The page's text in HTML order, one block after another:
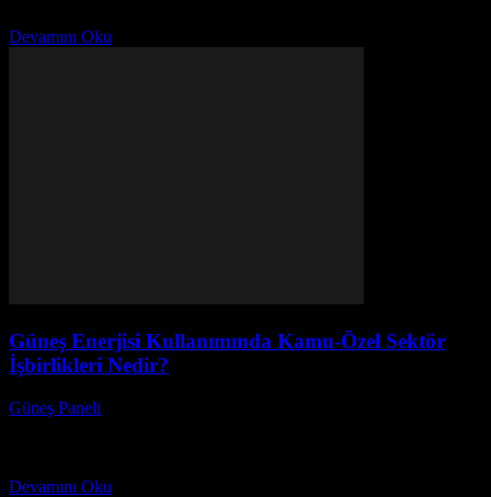
Devamını Oku
Güneş Enerjisi Kullanımında Kamu-Özel Sektör
İşbirlikleri Nedir?
Güneş Paneli
Devamını Oku